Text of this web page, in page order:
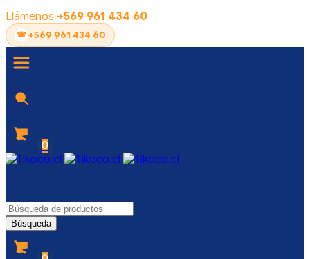
Llámenos +569 961 434 60
+569 961 434 60
0